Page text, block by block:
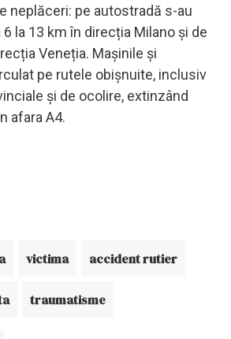
neplăceri: pe autostradă s-au
la 13 km în direcția Milano și de
Veneția. Mașinile și
pe rutele obișnuite, inclusiv
și de ocolire, extinzând
afara A4.
victima accident rutier
traumatisme